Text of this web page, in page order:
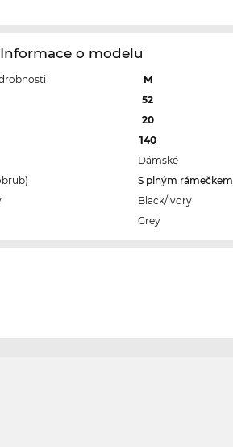
Informace o modelu
M
52
20
140
Dámské
S plným rámečkem
Black/ivory
Grey